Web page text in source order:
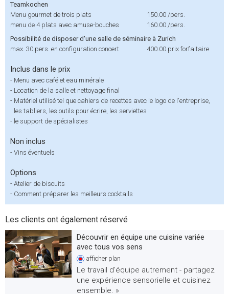
Teamkochen
Menu gourmet de trois plats
150.00 /pers.
menu de 4 plats avec amuse-bouches
160.00 /pers.
Possibilité de disposer d'une salle de séminaire à Zurich
max. 30 pers. en configuration concert
400.00 prix forfaitaire
Inclus dans le prix
- Menu avec café et eau minérale
- Location de la salle et nettoyage final
- Matériel utilisé tel que cahiers de recettes avec le logo de l'entreprise,
les tabliers, les outils pour écrire, les serviettes
- le support de spécialistes
Non inclus
- Vins éventuels
Options
- Atelier de biscuits
- Comment préparer les meilleurs cocktails
Les clients ont également réservé
Découvrir en équipe une cuisine variée
avec tous vos sens
afficherplan
Le travail d'équipe autrement - partagez
une expérience sensorielle et cuisinez
ensemble. »